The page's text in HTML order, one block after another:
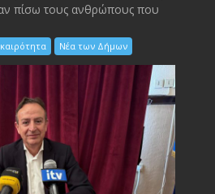
πίσω τους ανθρώπους που
Νέα των Δήμων